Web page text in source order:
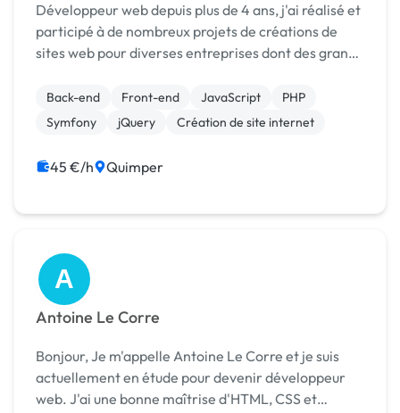
Développeur web depuis plus de 4 ans, j'ai réalisé et
participé à de nombreux projets de créations de
sites web pour diverses entreprises dont des grands
tout aussi complexe, cela m'a permis d'a...
Back-end Front-end JavaScript
PHP
Symfony
jQuery Création de site internet
45 €/h Quimper
A
Antoine Le Corre
Bonjour, Je m'appelle Antoine Le Corre et je suis
actuellement en étude pour devenir développeur
web. J'ai une bonne maîtrise d'HTML, CSS et